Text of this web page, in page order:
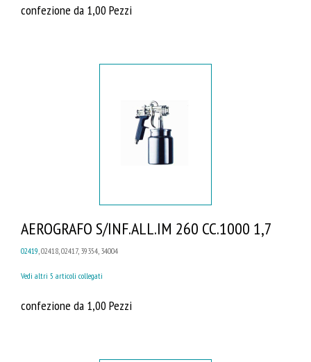
confezione da 1,00 Pezzi
AEROGRAFO S/INF.ALL.IM 260 CC.1000 1,7
02419, 02418, 02417, 39354, 34004
Vedi altri 5 articoli collegati
confezione da 1,00 Pezzi